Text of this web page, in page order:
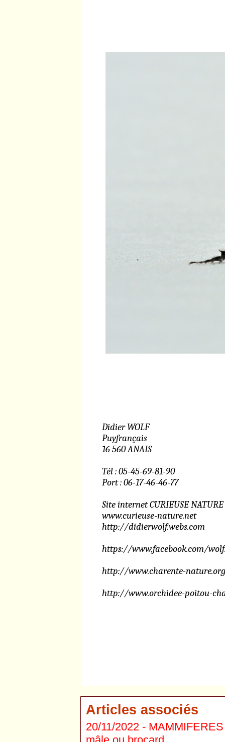
Didier WOLF
Puyfrançais
16 560 ANAIS
Tél : 05-45-69-81-90
Port : 06-17-46-46-77
Site internet CURIEUSE
www.curieuse-nature.net
http://didierwolf.webs.com
https://www.facebook.com/
http://www.charente-
http://www.orchidee-poitou-
Articles associés
20/11/2022 -